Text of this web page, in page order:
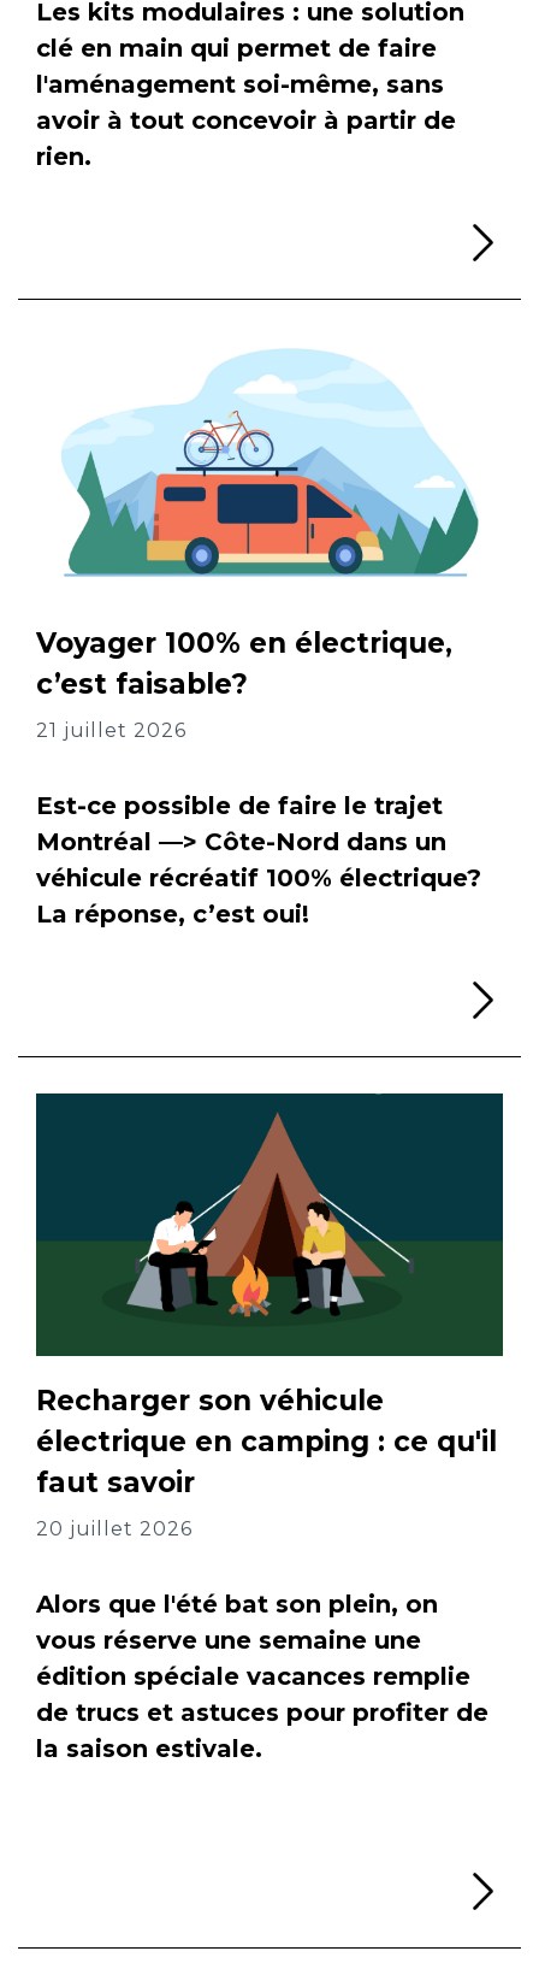
Les kits modulaires : une solution
clé en main qui permet de faire
l'aménagement soi-même, sans
avoir à tout concevoir à partir de
rien.
Voyager 100% en électrique,
c’est faisable?
21 juillet 2026
Est-ce possible de faire le trajet
Montréal —> Côte-Nord dans un
véhicule récréatif 100% électrique?
La réponse, c’est oui!
Recharger son véhicule
électrique en camping : ce qu'il
faut savoir
20 juillet 2026
Alors que l'été bat son plein, on
vous réserve une semaine une
édition spéciale vacances remplie
de trucs et astuces pour profiter de
la saison estivale.